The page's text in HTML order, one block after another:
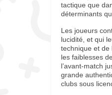
tactique que
déterminants
Les joueurs
lucidité, et qui
technique et de
les faiblesses
l’avant-match
grande
clubs sous